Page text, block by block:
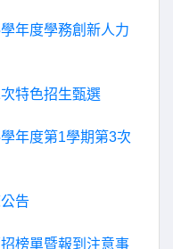
年度學務創新人力
特色招生甄選
年度第1學期第3次
告
榜單暨報到注意事